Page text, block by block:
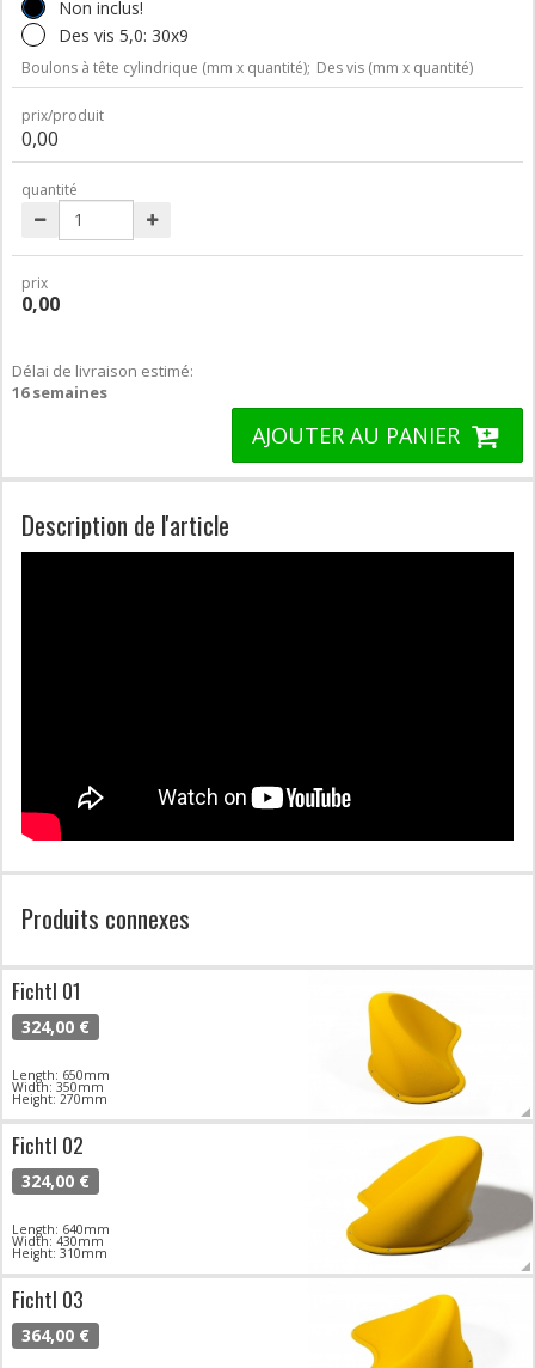
Non inclus!
Des vis 5,0: 30x9
Boulons à tête cylindrique (mm x quantité); Des vis (mm x quantité)
prix/produit
0,00
quantité
prix
0,00
Délai de livraison estimé:
16 semaines
AJOUTER AU PANIER
Description de l'article
Produits connexes
Fichtl 01
324,00 €
Length: 650mm
Width: 350mm
Height: 270mm
Fichtl 02
324,00 €
Length: 640mm
Width: 430mm
Height: 310mm
Fichtl 03
364,00 €